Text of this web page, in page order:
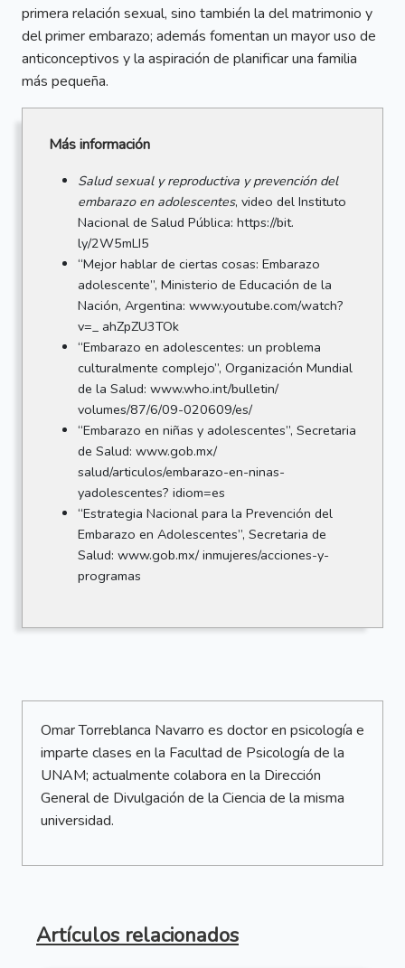
primera relación sexual, sino también la del matrimonio y
del primer embarazo; además fomentan un mayor uso de
anticonceptivos y la aspiración de planificar una familia
más pequeña.
Más información
Salud sexual y reproductiva y prevención del
embarazo en adolescentes, video del Instituto
Nacional de Salud Pública: https://bit.
ly/2W5mLI5
“Mejor hablar de ciertas cosas: Embarazo
adolescente”, Ministerio de Educación de la
Nación, Argentina: www.youtube.com/watch?
v=_ ahZpZU3TOk
“Embarazo en adolescentes: un problema
culturalmente complejo”, Organización Mundial
de la Salud: www.who.int/bulletin/
volumes/87/6/09-020609/es/
“Embarazo en niñas y adolescentes”, Secretaria
de Salud: www.gob.mx/
salud/articulos/embarazo-en-ninas-
yadolescentes? idiom=es
“Estrategia Nacional para la Prevención del
Embarazo en Adolescentes”, Secretaria de
Salud: www.gob.mx/ inmujeres/acciones-y-
programas
Omar Torreblanca Navarro es doctor en psicología e
imparte clases en la Facultad de Psicología de la
UNAM; actualmente colabora en la Dirección
General de Divulgación de la Ciencia de la misma
universidad.
Artículos relacionados